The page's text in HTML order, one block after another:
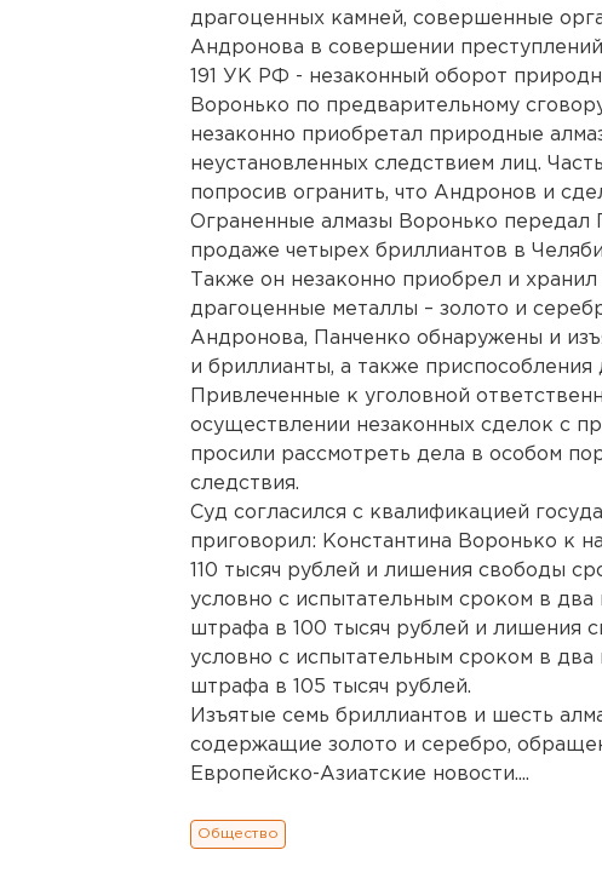
драгоценных камней, совершенные
Андронова в совершении
191 УК РФ - незаконный оборот
Воронько по предварительному
незаконно приобретал природные
неустановленных следствием лиц.
попросив огранить, что Андронов и
Ограненные алмазы Воронько передал
продаже четырех бриллиантов в
Также он незаконно приобрел и
драгоценные металлы – золото и
Андронова, Панченко обнаружены и
и бриллианты, а также приспособления
Привлеченные к уголовной
осуществлении незаконных сделок с
просили рассмотреть дела в особом
следствия.
Суд согласился с квалификацией
приговорил: Константина Воронько к
110 тысяч рублей и лишения свободы
условно с испытательным сроком в два
штрафа в 100 тысяч рублей и лишения
условно с испытательным сроком в
штрафа в 105 тысяч рублей.
Изъятые семь бриллиантов и шесть
содержащие золото и серебро,
Европейско-Азиатские новости....
Общество